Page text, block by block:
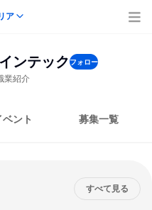
ア
ンテックフォロー
業紹介
ント 募集一覧
すべて見る